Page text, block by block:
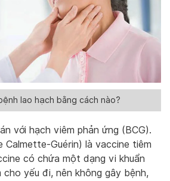
lao hạch bằng cách nào?
với hạch viêm phản ứng (BCG).
Calmette-Guérin) là vaccine tiêm
có chứa một dạng vi khuẩn
cho yếu đi, nên không gây bệnh,